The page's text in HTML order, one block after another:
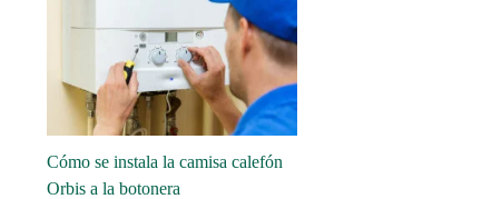
Cómo se instala la camisa calefón
Orbis a la botonera